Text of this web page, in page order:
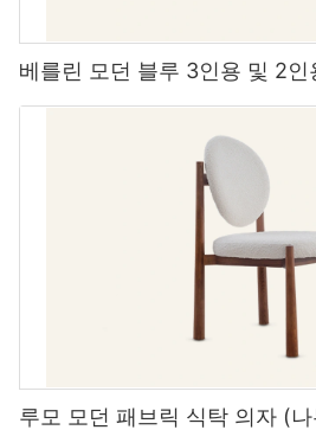
베를린 모던 블루 3인용 및 2
루모 모던 패브릭 식탁 의자 (